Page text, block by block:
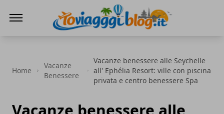
Home
Vacanze
Benessere
Vacanze benessere alle Seychelle
all' Ephélia Resort: ville con piscina
privata e centro benessere Spa